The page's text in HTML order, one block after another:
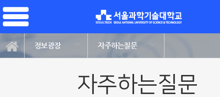
정보광장 자주하는질문
자주하는질문